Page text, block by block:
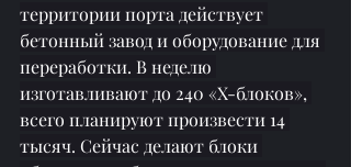
территории порта действует
бетонный завод и оборудование для
переработки. В неделю
изготавливают до 240 «X-блоков»,
всего планируют произвести 14
тысяч. Сейчас делают блоки